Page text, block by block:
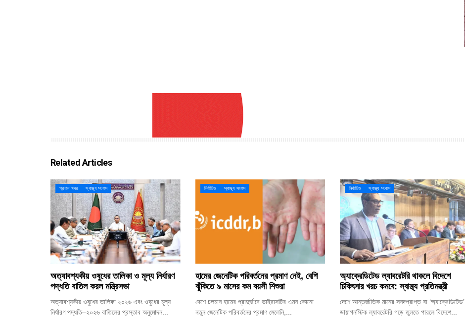
Related Articles
প্রধান খবর স্বাস্থ্য সংবাদ
অত্যাবশ্যকীয় ওষুধের তালিকা ও মূল্য নির্ধারণ
পদ্ধতি বাতিল করল মন্ত্রিসভা
অত্যাবশ্যকীয় ওষুধের তালিকা ২০২৬ এবং ওষুধের মূল্য
নির্ধারণ পদ্ধতি–২০২৬ বাতিলের প্রস্তাব অনুমোদন...
নির্বাচিত স্বাস্থ্য সংবাদ
হামের জেনেটিক পরিবর্তনের প্রমাণ নেই, বেশি
ঝুঁকিতে ৯ মাসের কম বয়সী শিশুরা
দেশে চলমান হামের প্রাদুর্ভাবে ভাইরাসটির এমন কোনো
নতুন জেনেটিক পরিবর্তনের প্রমাণ মেলেনি,...
নির্বাচিত স্বাস্থ্য সংবাদ
অ্যাক্রেডিটেড ল্যাবরেটরি থাকলে বিদেশে
চিকিৎসার খরচ কমবে: স্বাস্থ্য প্রতিমন্ত্রী
দেশে আন্তর্জাতিক মানের সনদপ্রাপ্ত বা ‘অ্যাক্রেডিটেড’
ডায়াগনস্টিক ল্যাবরেটরি গড়ে তুলতে পারলে বিদেশে...